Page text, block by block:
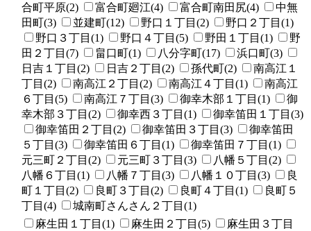
合町平原(2)
富合町廻江(4) 富合町南田尻(4)
中無
田町(3)
並建町(12) 野口１丁目(2)
野口２丁目(1)
野口３丁目(1)
野口４丁目(5) 野田１丁目(1)
野
田２丁目(7)
畠口町(1) 八分字町(17)
浜口町(3)
日吉１丁目(2)
日吉２丁目(2) 孫代町(2)
南高江１
丁目(2)
南高江２丁目(2) 南高江４丁目(1)
南高江
６丁目(5)
南高江７丁目(3) 御幸木部１丁目(1)
御
幸木部３丁目(2)
御幸西３丁目(1)
御幸笛田１丁目(3)
御幸笛田２丁目(2)
御幸笛田３丁目(3)
御幸笛田
５丁目(3)
御幸笛田６丁目(1)
御幸笛田７丁目(1)
元三町２丁目(2)
元三町３丁目(3)
八幡５丁目(2)
八幡６丁目(1)
八幡７丁目(3) 八幡１０丁目(3)
良
町１丁目(2)
良町３丁目(2) 良町４丁目(1)
良町５
丁目(4)
城南町さんさん２丁目(1)
麻生田１丁目(1) 麻生田２丁目(5)
麻生田３丁目